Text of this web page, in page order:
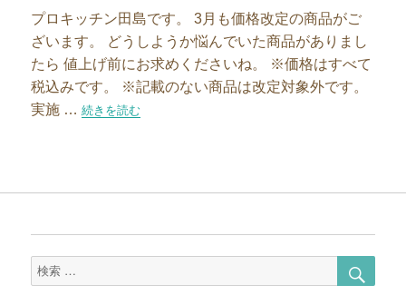
プロキッチン田島です。 3月も価格改定の商品がご
ざいます。 どうしようか悩んでいた商品がありまし
たら 値上げ前にお求めくださいね。 ※価格はすべて
税込みです。 ※記載のない商品は改定対象外です。
実施 …“【3月価格改定】ジャム作りの道具は2月29日までに！”の
続きを読む
検
索